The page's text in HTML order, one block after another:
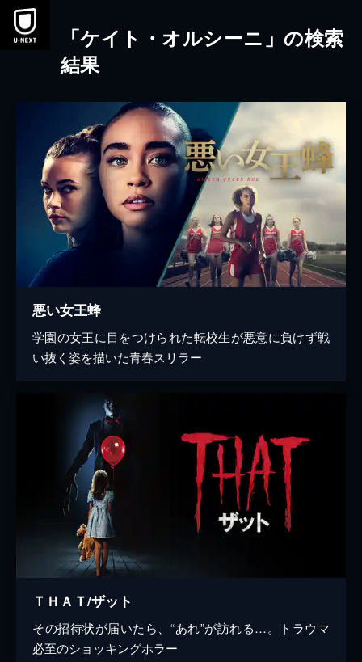
本文へスキップ
「ケイト・オルシーニ」の検索
結果
悪い女王蜂
学園の女王に目をつけられた転校生が悪意に負けず戦
い抜く姿を描いた青春スリラー
ＴＨＡＴ/ザット
その招待状が届いたら、“あれ”が訪れる…。トラウマ
必至のショッキングホラー